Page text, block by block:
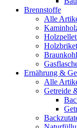
Brennstoffe
Alle
Ernährung &
Alle
Getreide